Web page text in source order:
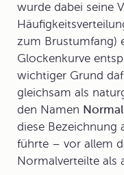
wurde dabei seine
zum Brustumfang)
Glockenkurve
wichtiger Grund
gleichsam als
den Namen
diese Bezeichnung
führte – vor allem
Normalverteilte als